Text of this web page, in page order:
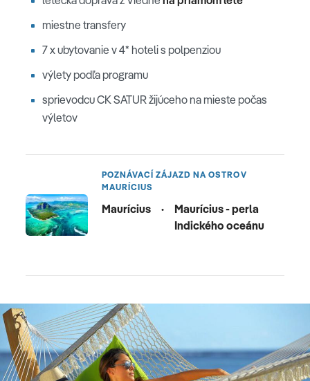
miestne transfery
7 x ubytovanie v 4* hoteli s polpenziou
výlety podľa programu
sprievodcu CK SATUR žijúceho na mieste počas
výletov
POZNÁVACÍ ZÁJAZD NA OSTROV
MAURÍCIUS
Maurícius ·
Maurícius - perla
Indického oceánu